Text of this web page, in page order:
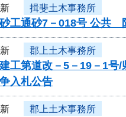
揖斐土木事務所
砂工通砂7－018号 公共
郡上土木事務所
建工第道改－5－19－1
入札公告
郡上土木事務所